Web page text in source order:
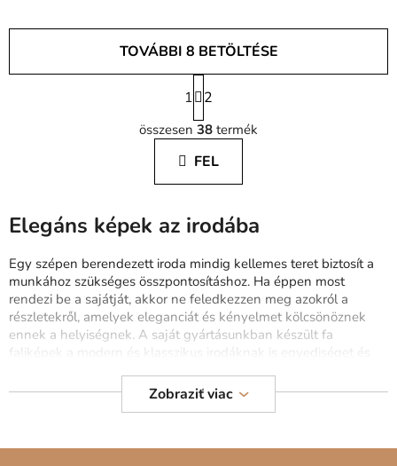
L
i
s
t
a
r
n
y
í
t
e
l
m
TOVÁBBI 8 BETÖLTÉSE
L
a
p
o
á
s
1 2
összesen 38 termék
FEL
Elegáns képek az irodába
Egy szépen berendezett iroda mindig kellemes teret biztosít a
munkához szükséges összpontosításhoz. Ha éppen most
rendezi be a sajátját, akkor ne feledkezzen meg azokról a
részletekről, amelyek eleganciát és kényelmet kölcsönöznek
ennek a helyiségnek. A saját gyártásunkban készült fa
faliképek a modern és klasszikus irodáknak is egyediséget és
Egy természetes anyagokból készült falikép az egész belteret
Zobraziť viac